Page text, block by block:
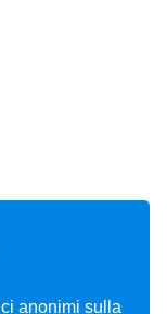
anonimi sulla